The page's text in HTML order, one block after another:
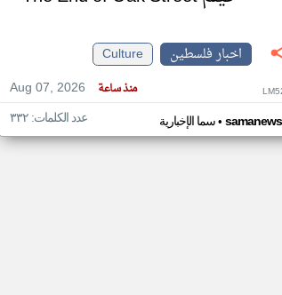
اخبار فلسطين
Culture
Aug 07, 2026
منذ ساعة
سما الإخبارية• عدد الكلمات: ٣٣٢